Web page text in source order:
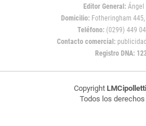
Editor General:Ángel
Domicilio:Fotheringham 445,
Teléfono: (0299) 449
Contacto comercial:
Registro DNA:
Copyright
Todos los